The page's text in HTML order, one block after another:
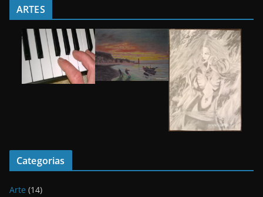
ARTES
Categorias
Arte (14)